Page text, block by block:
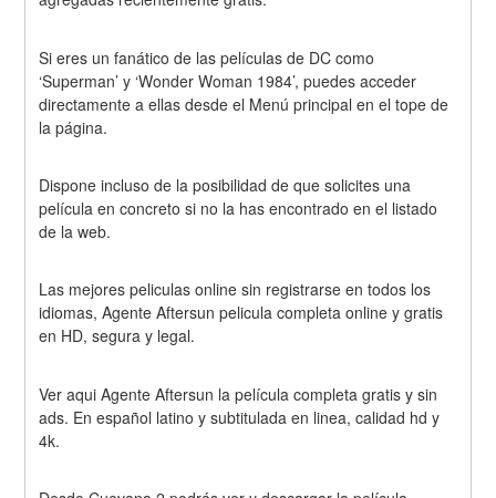
Si eres un fanático de las películas de DC como
‘Superman’ y ‘Wonder Woman 1984’, puedes acceder
directamente a ellas desde el Menú principal en el tope de
la página.
Dispone incluso de la posibilidad de que solicites una
película en concreto si no la has encontrado en el listado
de la web.
Las mejores peliculas online sin registrarse en todos los
idiomas, Agente Aftersun pelicula completa online y gratis
en HD, segura y legal.
Ver aqui Agente Aftersun la película completa gratis y sin
ads. En español latino y subtitulada en linea, calidad hd y
4k.